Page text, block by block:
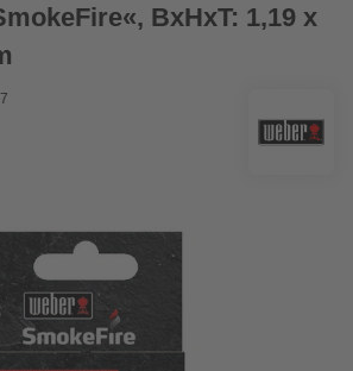
BxHxT: 1,19 x